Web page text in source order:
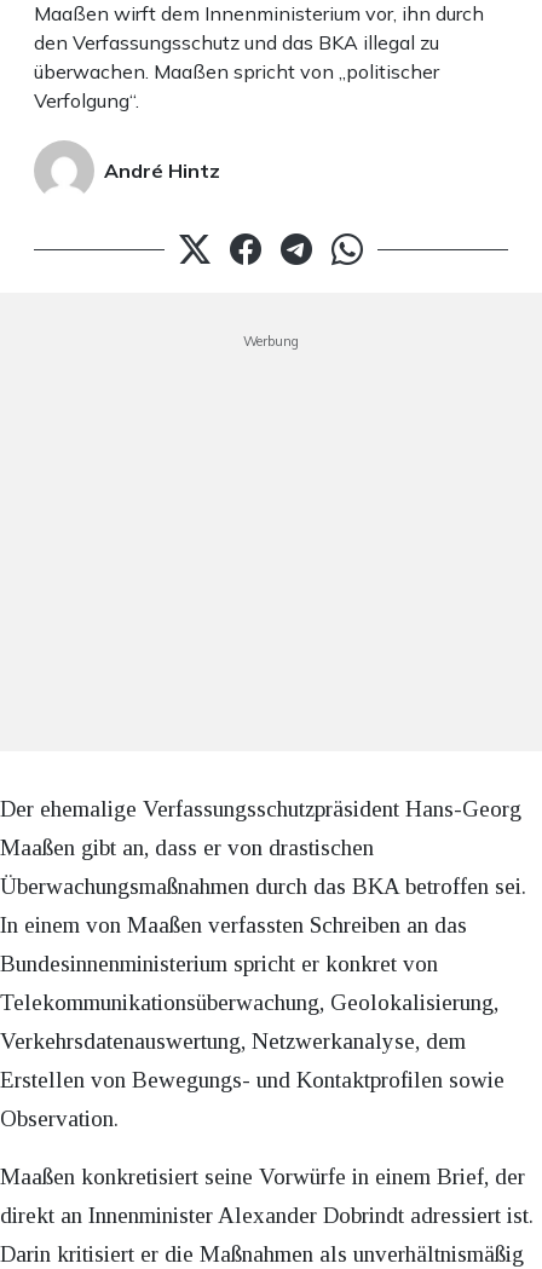
Maaßen wirft dem Innenministerium vor, ihn durch
den Verfassungsschutz und das BKA illegal zu
überwachen. Maaßen spricht von „politischer
Verfolgung“.
André Hintz
Werbung
Der ehemalige Verfassungsschutzpräsident Hans-Georg
Maaßen gibt an, dass er von drastischen
Überwachungsmaßnahmen durch das BKA betroffen sei.
In einem von Maaßen verfassten Schreiben an das
Bundesinnenministerium spricht er konkret von
Telekommunikationsüberwachung, Geolokalisierung,
Verkehrsdatenauswertung, Netzwerkanalyse, dem
Erstellen von Bewegungs- und Kontaktprofilen sowie
Observation.
Maaßen konkretisiert seine Vorwürfe in einem Brief, der
direkt an Innenminister Alexander Dobrindt adressiert ist.
Darin kritisiert er die Maßnahmen als unverhältnismäßig